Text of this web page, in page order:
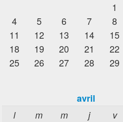
1
4
5 6 7 8
11
12 13 14 15
18
19 20 21 22
25
26 27 28 29
avril
l m m j v